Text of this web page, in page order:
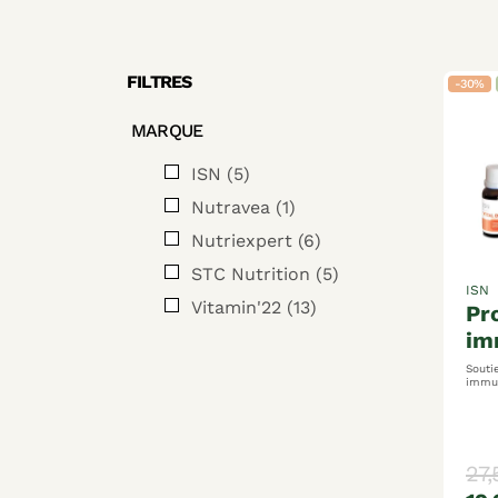
FILTRES
MARQUE
ISN (5)
Nutravea (1)
Nutriexpert (6)
STC Nutrition (5)
Vitamin'22 (13)
-30%
protocole
ISN